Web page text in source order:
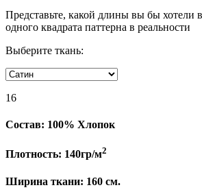
Представьте, какой длины вы бы хотели
одного квадрата паттерна в реальности
Выберите ткань:
16
Состав: 100% Хлопок
Плотность: 140гр/м2
Ширина ткани: 160 см.